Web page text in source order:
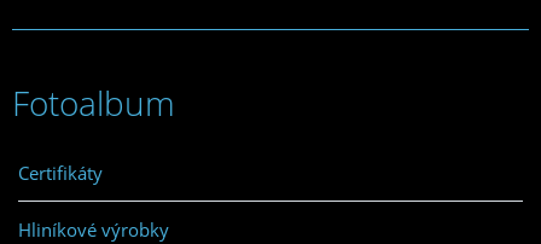
Fotoalbum
Certifikáty
Hliníkové výrobky